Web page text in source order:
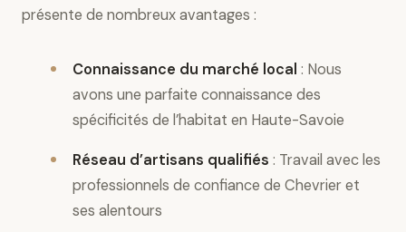
présente de nombreux avantages :
Connaissance du marché local : Nous
avons une parfaite connaissance des
spécificités de l’habitat en Haute-Savoie
Réseau d’artisans qualifiés : Travail avec les
professionnels de confiance de Chevrier et
ses alentours